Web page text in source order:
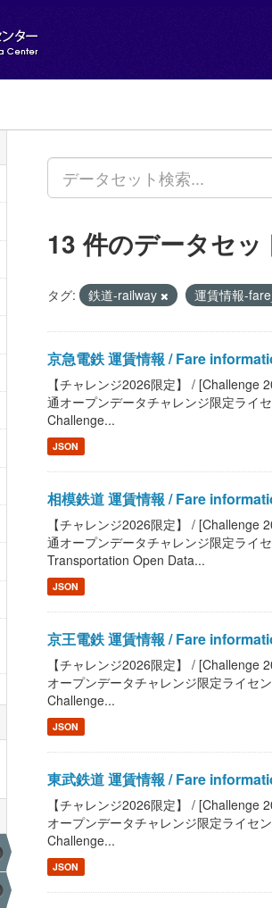
13 件のデータセ
タグ: 鉄道-railway 運賃情報-
京急電鉄 運賃情報 / Fare
【チャレンジ2026限定】 /
通オープンデータチャレンジ限定ライ
Challenge...
JSON
相模鉄道 運賃情報 / Fare
【チャレンジ2026限定】 /
通オープンデータチャレンジ限定ライ
Transportation Open Data...
JSON
京王電鉄 運賃情報 / Fare
【チャレンジ2026限定】 / [Challenge
オープンデータチャレンジ限定ライセ
Challenge...
JSON
東武鉄道 運賃情報 / Fare
【チャレンジ2026限定】 /
オープンデータチャレンジ限定ライセ
Challenge...
JSON